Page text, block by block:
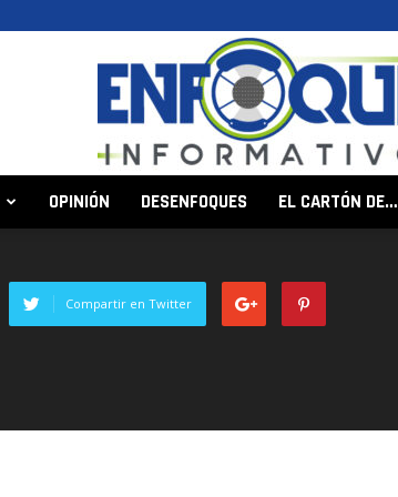
OPINIÓN DESENFOQUES EL CARTÓN DE…
Compartir en Twitter